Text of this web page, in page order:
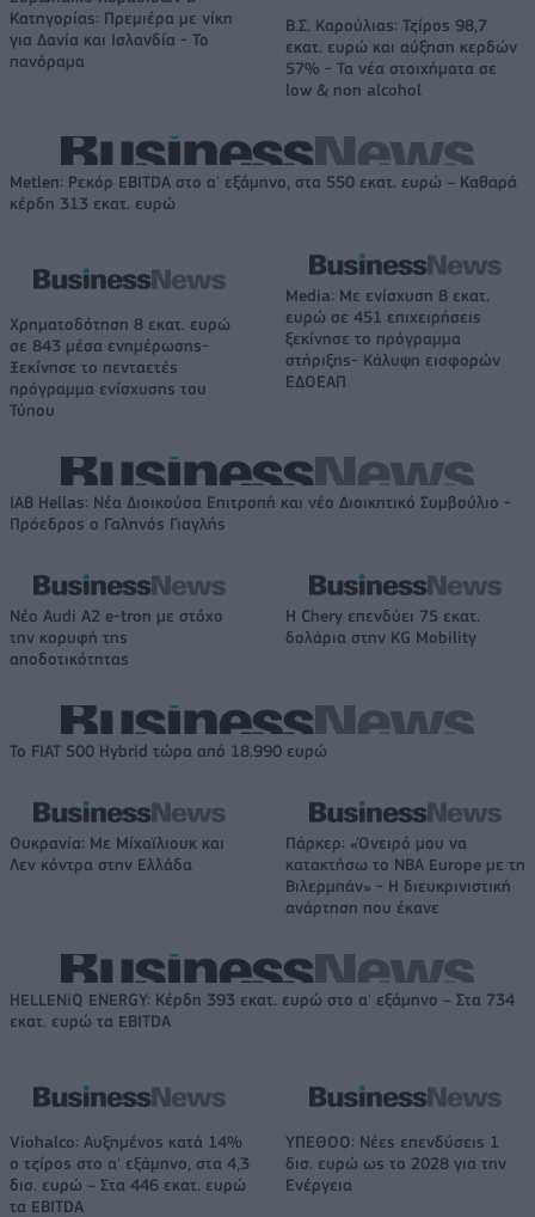
Κατηγορίας: Πρεμιέρα με νίκη
για Δανία και Ισλανδία - Το
πανόραμα
Β.Σ. Καρούλιας: Τζίρος 98,7
εκατ. ευρώ και αύξηση κερδών
57% - Τα νέα στοιχήματα σε
low & non alcohol
Metlen: Ρεκόρ EBITDA στο α' εξάμηνο, στα 550 εκατ. ευρώ – Καθαρά
κέρδη 313 εκατ. ευρώ
Χρηματοδότηση 8 εκατ. ευρώ
σε 843 μέσα ενημέρωσης-
Ξεκίνησε το πενταετές
πρόγραμμα ενίσχυσης του
Τύπου
Media: Με ενίσχυση 8 εκατ.
ευρώ σε 451 επιχειρήσεις
ξεκίνησε το πρόγραμμα
στήριξης- Κάλυψη εισφορών
ΕΔΟΕΑΠ
IAB Hellas: Νέα Διοικούσα Επιτροπή και νέο Διοικητικό Συμβούλιο -
Πρόεδρος ο Γαληνός Γιαγλής
Νέο Audi A2 e-tron με στόχο
την κορυφή της
αποδοτικότητας
Η Chery επενδύει 75 εκατ.
δολάρια στην KG Mobility
Το FIAT 500 Hybrid τώρα από 18.990 ευρώ
Ουκρανία: Με Μίχαϊλιουκ και
Λεν κόντρα στην Ελλάδα
Πάρκερ: «Όνειρό μου να
κατακτήσω το ΝΒΑ Europe με τη
Βιλερμπάν» - Η διευκρινιστική
ανάρτηση που έκανε
HELLENiQ ENERGY: Κέρδη 393 εκατ. ευρώ στο α' εξάμηνο – Στα 734
εκατ. ευρώ τα EBITDA
Viohalco: Αυξημένος κατά 14%
ο τζίρος στο α' εξάμηνο, στα 4,3
δισ. ευρώ – Στα 446 εκατ. ευρώ
τα EBITDA
ΥΠΕΘΟΟ: Νέες επενδύσεις 1
δισ. ευρώ ως το 2028 για την
Ενέργεια